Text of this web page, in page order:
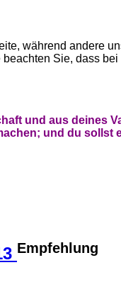
und aus deines
und du sollst
Empfehlung
während andere
Sie, dass